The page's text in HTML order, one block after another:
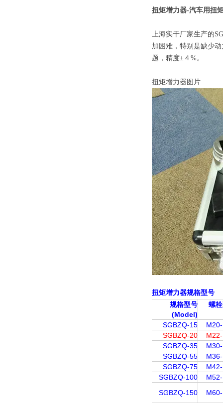
扭矩增力器-汽车用扭
上海实干厂家生产的
加困难，特别是缺少
题，精度±４%。
扭矩增力器图片
扭矩增力器规格型号
规格型号
(Model)
螺
SGBZQ-15
SGBZQ-20
SGBZQ-35
SGBZQ-55
SGBZQ-75
SGBZQ-100
SGBZQ-150